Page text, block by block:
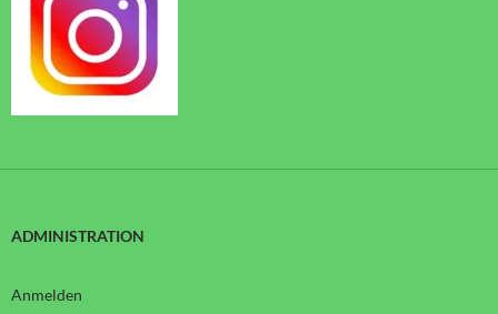
ADMINISTRATION
Anmelden